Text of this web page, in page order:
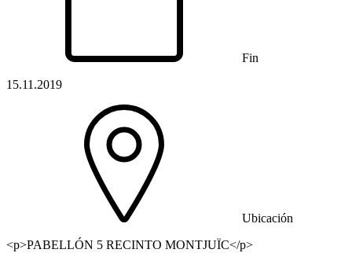
Fin
15.11.2019
Ubicación
<p>PABELLÓN 5 RECINTO MONTJUÏC</p>